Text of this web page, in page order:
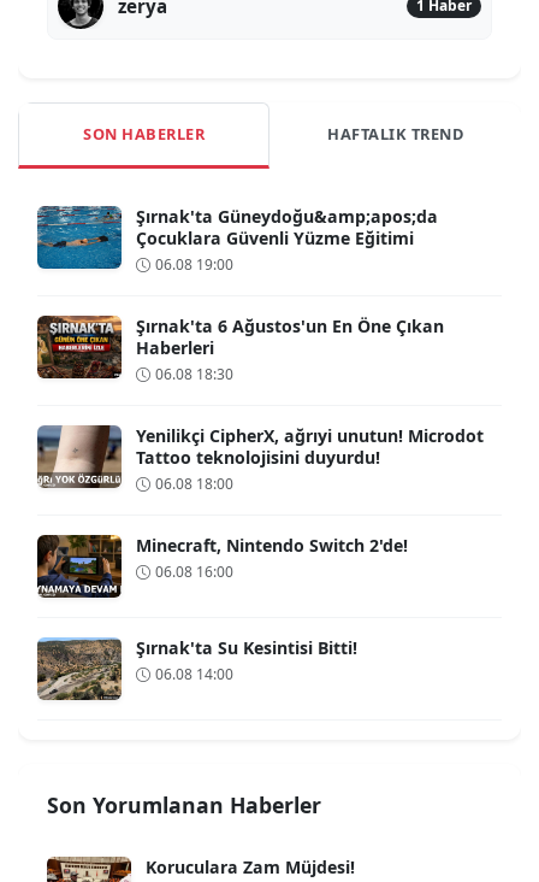
zerya 1 Haber
SON HABERLER HAFTALIK TREND
Şırnak'ta Güneydoğu&amp;apos;da
Çocuklara Güvenli Yüzme Eğitimi
06.08 19:00
Şırnak'ta 6 Ağustos'un En Öne Çıkan
Haberleri
06.08 18:30
Yenilikçi CipherX, ağrıyi unutun! Microdot
Tattoo teknolojisini duyurdu!
06.08 18:00
Minecraft, Nintendo Switch 2'de!
06.08 16:00
Şırnak'ta Su Kesintisi Bitti!
06.08 14:00
Son Yorumlanan Haberler
Koruculara Zam Müjdesi!